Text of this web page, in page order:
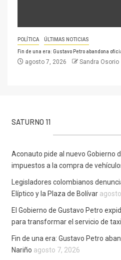
POLÍTICA ÚLTIMAS NOTICIAS
Fin de una era: Gustavo Petro abandona
agosto 7, 2026 Sandra Osorio
SATURNO 11
Aconauto pide al nuevo Gobierno
impuestos a la compra de
Legisladores colombianos
Elíptico y la Plaza de Bolívar
El Gobierno de Gustavo Petro
para transformar el servicio de
Fin de una era: Gustavo Petro
Nariño agosto 7, 2026